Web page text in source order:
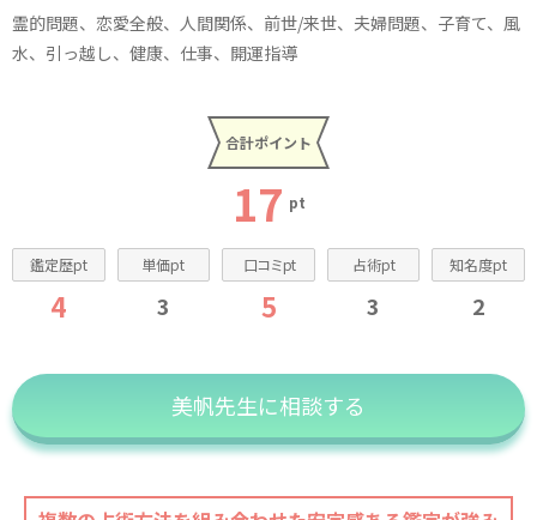
霊的問題、恋愛全般、人間関係、前世/来世、夫婦問題、子育て、風
水、引っ越し、健康、仕事、開運指導
合計ポイント
17 pt
鑑定歴pt
4
単価pt
3
口コミpt
5
占術pt
3
知名度pt
2
美帆先生に相談する